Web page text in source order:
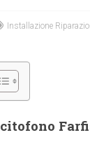
Installazione
citofono